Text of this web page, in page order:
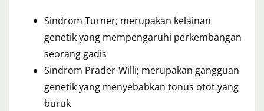
Sindrom Turner; merupakan kelainan
genetik yang mempengaruhi perkembangan
seorang gadis
Sindrom Prader-Willi; merupakan gangguan
genetik yang menyebabkan tonus otot yang
buruk